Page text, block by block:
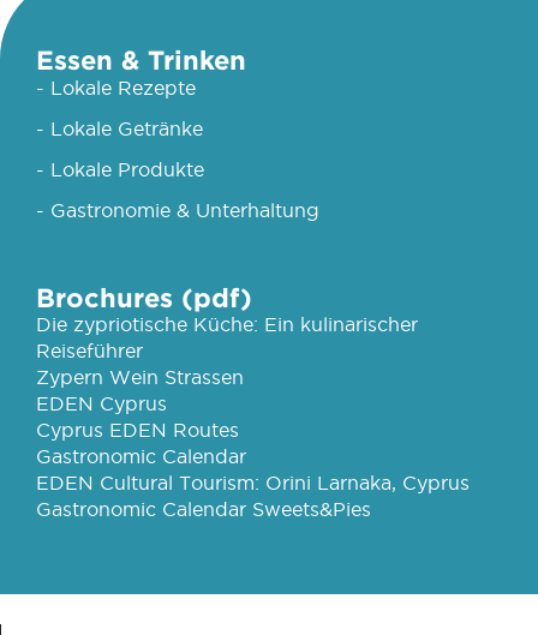
Essen & Trinken
- Lokale Rezepte
- Lokale Getränke
- Lokale Produkte
- Gastronomie & Unterhaltung
Brochures (pdf)
Die zypriotische Küche: Ein kulinarischer
Reiseführer
Zypern Wein Strassen
EDEN Cyprus
Cyprus EDEN Routes
Gastronomic Calendar
EDEN Cultural Tourism: Orini Larnaka, Cyprus
Gastronomic Calendar Sweets&Pies